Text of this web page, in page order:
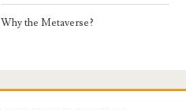
Why the Metaverse?